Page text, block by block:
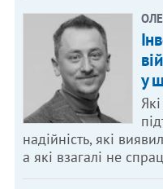
у
надійність, які
а які взагалі не